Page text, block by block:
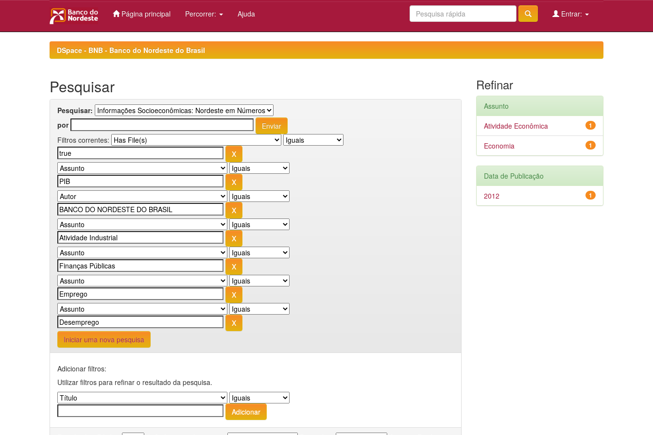
Página principal Percorrer: Ajuda Entrar:
DSpace - BNB - Banco do Nordeste do Brasil
Pesquisar
Pesquisar:
por
Filtros correntes:
Iniciar uma nova pesquisa
Adicionar filtros:
Utilizar filtros para refinar o resultado da pesquisa.
Refinar
Assunto
1
Atividade Econômica
1
Economia
Data de Publicação
1
2012